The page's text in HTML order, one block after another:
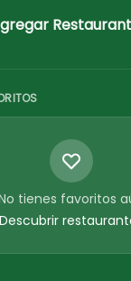
Sesion
tienes favoritos
DescubrirVer foto